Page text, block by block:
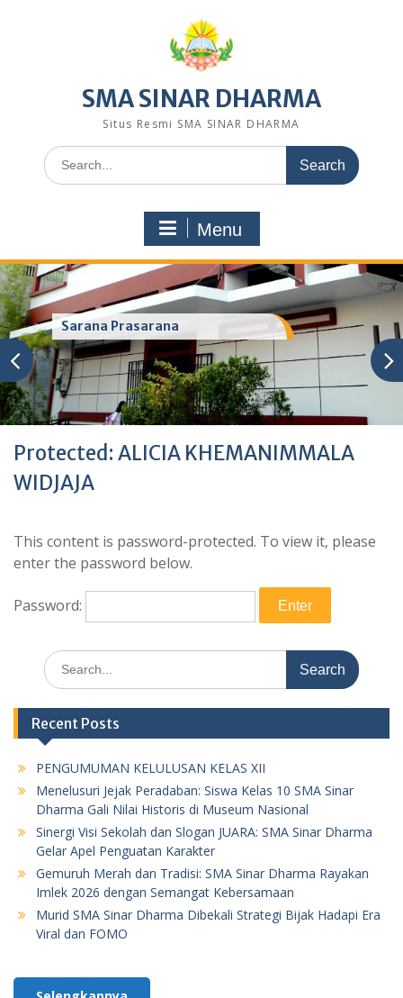
SMA SINAR DHARMA
Situs Resmi SMA SINAR DHARMA
Search
for:
Menu
Sarana Prasarana
Protected: ALICIA KHEMANIMMALA
WIDJAJA
This content is password-protected. To view it, please
enter the password below.
Password:
Search
for:
Recent Posts
PENGUMUMAN KELULUSAN KELAS XII
Menelusuri Jejak Peradaban: Siswa Kelas 10 SMA Sinar
Dharma Gali Nilai Historis di Museum Nasional
Sinergi Visi Sekolah dan Slogan JUARA: SMA Sinar Dharma
Gelar Apel Penguatan Karakter
Gemuruh Merah dan Tradisi: SMA Sinar Dharma Rayakan
Imlek 2026 dengan Semangat Kebersamaan
Murid SMA Sinar Dharma Dibekali Strategi Bijak Hadapi Era
Viral dan FOMO